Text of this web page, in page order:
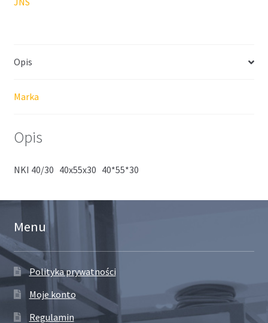
Opis
Marka
Opis
NKI 40/30 40x55x30 40*55*30
Menu
Polityka prywatności
Moje konto
Regulamin